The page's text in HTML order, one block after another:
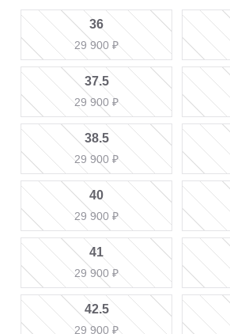
36
29 900 ₽
37.5
29 900 ₽
38.5
29 900 ₽
40
29 900 ₽
41
29 900 ₽
42.5
29 900 ₽